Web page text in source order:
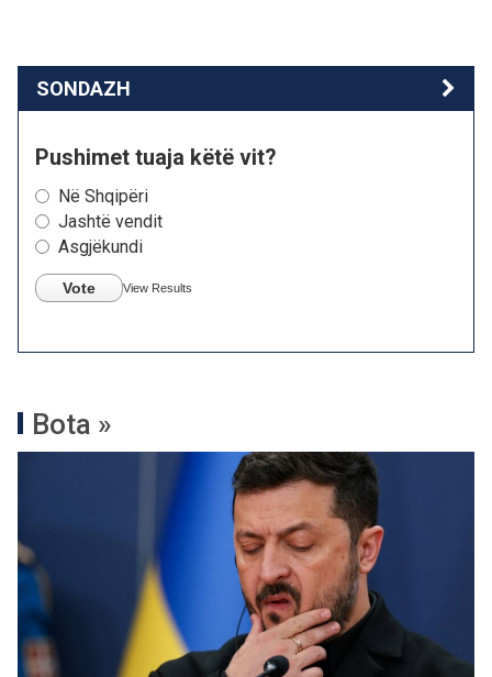
SONDAZH
Pushimet tuaja këtë vit?
Në Shqipëri
Jashtë vendit
Asgjëkundi
Vote View Results
Bota »